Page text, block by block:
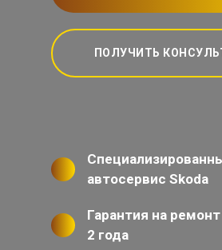
ПОЛУЧИТЬ
автосервис Skoda
Гарантия на
2 года